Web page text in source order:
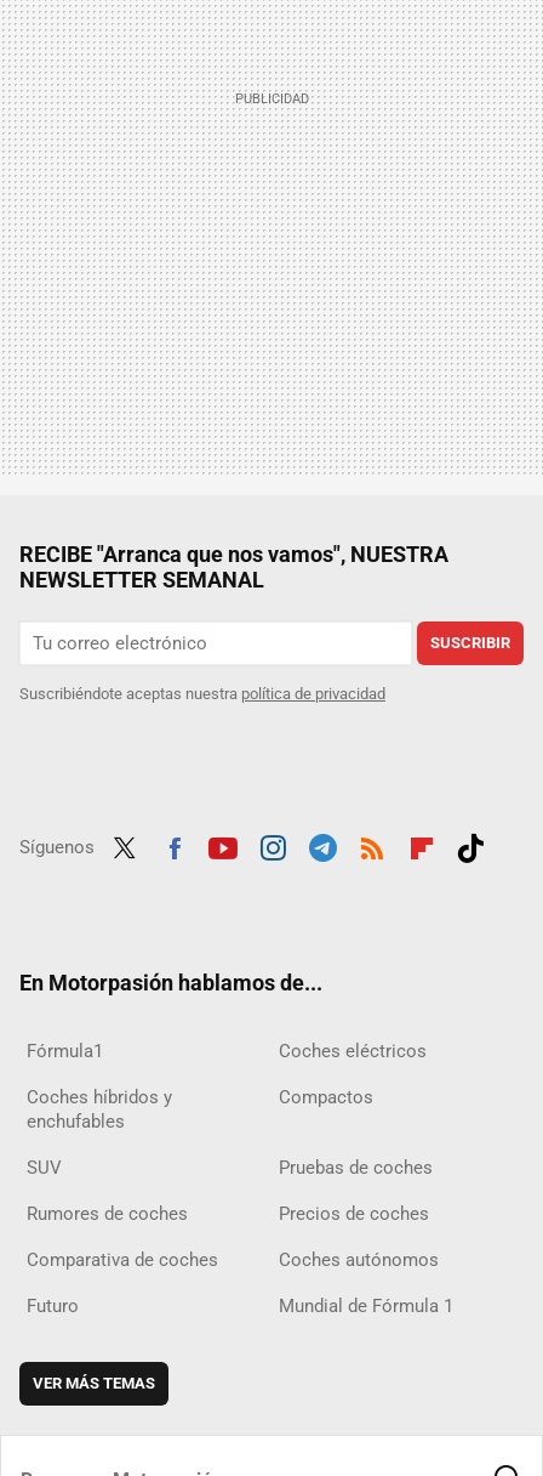
RECIBE "Arranca que nos vamos", NUESTRA
NEWSLETTER SEMANAL
SUSCRIBIR
Suscribiéndote aceptas nuestra política de privacidad
Síguenos
En Motorpasión hablamos de...
Fórmula1 Coches eléctricos
Coches híbridos y
enchufables
Compactos
SUV Pruebas de coches
Rumores de coches Precios de coches
Comparativa de coches Coches autónomos
Futuro Mundial de Fórmula 1
VER MÁS TEMAS